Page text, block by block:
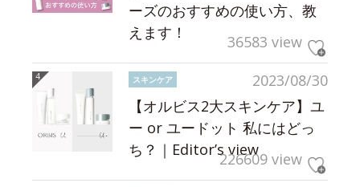
ーズのおすすめの使い方、教
えます！
36583 view
2023/08/30
スキンケア
【オルビス2大スキンケア】ユ
ー or ユードット 私にはどっ
ち？｜Editor’s view226609 view